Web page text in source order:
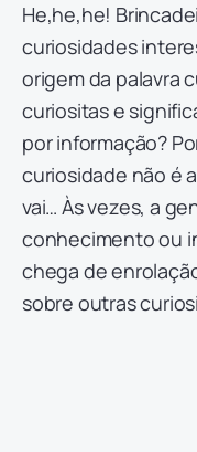
He,he,he!
curiosidades
origem da palavra
curiositas e
por informação?
curiosidade não é
vai… Às vezes, a
conhecimento ou
chega de
sobre outras